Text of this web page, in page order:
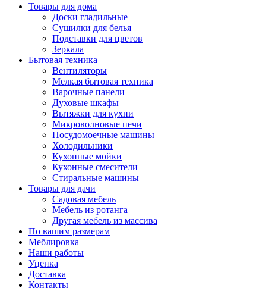
Товары для дома
Доски гладильные
Сушилки для белья
Подставки для цветов
Зеркала
Бытовая техника
Вентиляторы
Мелкая бытовая техника
Варочные панели
Духовые шкафы
Вытяжки для кухни
Микроволновые печи
Посудомоечные машины
Холодильники
Кухонные мойки
Кухонные смесители
Стиральные машины
Товары для дачи
Садовая мебель
Мебель из ротанга
Другая мебель из массива
По вашим размерам
Меблировка
Наши работы
Уценка
Доставка
Контакты